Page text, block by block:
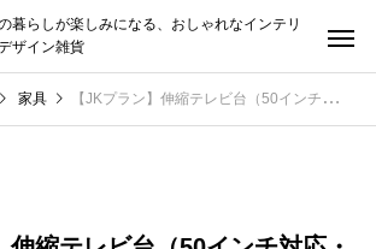
暮らしが楽しみになる、おしゃれなインテリ
ザイン雑貨
家具 【JKプラン】伸縮テレビ台（50インチ対応・ホワイト）